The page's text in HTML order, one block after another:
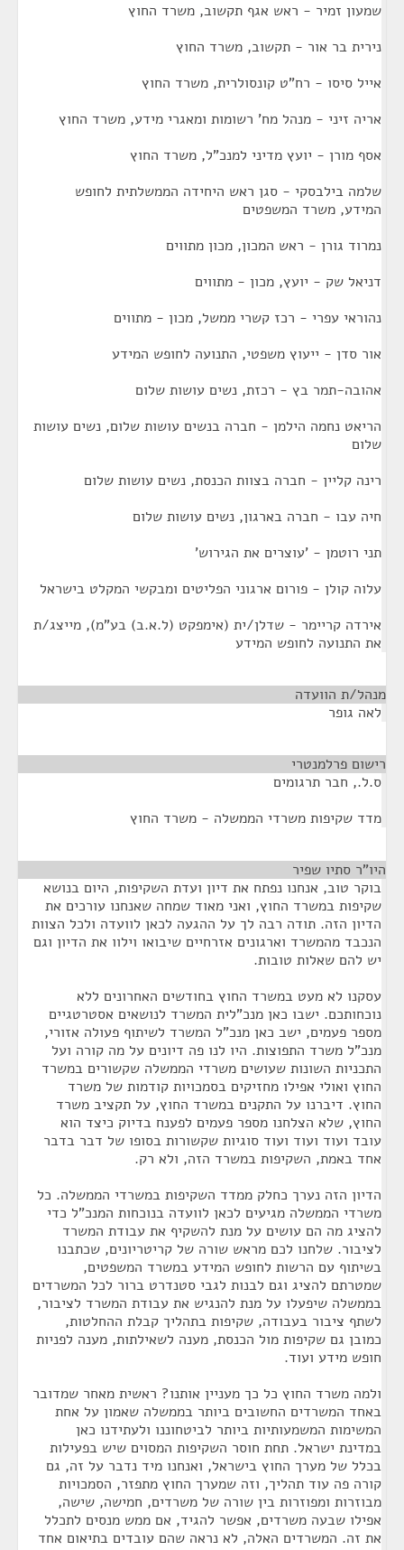
שמעון זמיר - ראש אגף תקשוב, משרד החוץ
נירית בר אור - תקשוב, משרד החוץ
אייל סיסו - רח"ט קונסולרית, משרד החוץ
אריה זיני - מנהל מח' רשומות ומאגרי מידע, משרד החוץ
אסף מורן - יועץ מדיני למנכ"ל, משרד החוץ
שלמה בילבסקי - סגן ראש היחידה הממשלתית לחופש
המידע, משרד המשפטים
נמרוד גורן - ראש המכון, מכון מתווים
דניאל שק - יועץ, מכון - מתווים
נהוראי עפרי - רכז קשרי ממשל, מכון - מתווים
אור סדן - ייעוץ משפטי, התנועה לחופש המידע
אהובה-תמר בץ - רכזת, נשים עושות שלום
הריאט נחמה הילמן - חברה בנשים עושות שלום, נשים עושות
שלום
רינה קליין - חברה בצוות הכנסת, נשים עושות שלום
חיה עבו - חברה בארגון, נשים עושות שלום
תני רוטמן - 'עוצרים את הגירוש'
עלוה קולן - פורום ארגוני הפליטים ומבקשי המקלט בישראל
אירדה קריימר - שדלן/ית (אימפקט (ל.א.ב) בע"מ), מייצג/ת
את התנועה לחופש המידע
מנהל/ת הוועדה
לאה גופר
רישום פרלמנטרי
ס.ל., חבר תרגומים
מדד שקיפות משרדי הממשלה - משרד החוץ
היו"ר סתיו שפיר
בוקר טוב, אנחנו נפתח את דיון ועדת השקיפות, היום בנושא
שקיפות במשרד החוץ, ואני מאוד שמחה שאנחנו עורכים את
הדיון הזה. תודה רבה לך על ההגעה לכאן לוועדה ולכל הצוות
הנכבד מהמשרד וארגונים אזרחיים שיבואו וילוו את הדיון וגם
יש להם שאלות טובות.
עסקנו לא מעט במשרד החוץ בחודשים האחרונים ללא
נוכחותכם. ישבו כאן מנכ"לית המשרד לנושאים אסטרטגיים
מספר פעמים, ישב כאן מנכ"ל המשרד לשיתוף פעולה אזורי,
מנכ"ל משרד התפוצות. היו לנו פה דיונים על מה קורה ועל
התכניות השונות שעושים משרדי הממשלה שקשורים במשרד
החוץ ואולי אפילו מחזיקים בסמכויות קודמות של משרד
החוץ. דיברנו על התקנים במשרד החוץ, על תקציב משרד
החוץ, שלא הצלחנו מספר פעמים לפענח בדיוק כיצד הוא
עובד ועוד ועוד ועוד סוגיות שקשורות בסופו של דבר בדבר
אחד באמת, השקיפות במשרד הזה, ולא רק.
הדיון הזה נערך כחלק ממדד השקיפות במשרדי הממשלה. כל
משרדי הממשלה מגיעים לכאן לוועדה בנוכחות המנכ"ל כדי
להציג מה הם עושים על מנת להשקיף את עבודת המשרד
לציבור. שלחנו לכם מראש שורה של קריטריונים, שכתבנו
בשיתוף עם הרשות לחופש המידע במשרד המשפטים,
שמטרתם להציג וגם לבנות לגבי סטנדרט ברור לכל המשרדים
בממשלה שיפעלו על מנת להנגיש את עבודת המשרד לציבור,
לשתף ציבור בעבודה, שקיפות בתהליך קבלת ההחלטות,
כמובן גם שקיפות מול הכנסת, מענה לשאילתות, מענה לפניות
חופש מידע ועוד.
ולמה משרד החוץ כל כך מעניין אותנו? ראשית מאחר שמדובר
באחד המשרדים החשובים ביותר בממשלה שאמון על אחת
המשימות המשמעותיות ביותר לביטחוננו ולעתידנו כאן
במדינת ישראל. תחת חוסר השקיפות המסוים שיש בפעילות
בכלל של מערך החוץ בישראל, ואנחנו מיד נדבר על זה, גם
קורה פה עוד תהליך, וזה שמערך החוץ מתפזר, הסמכויות
מבוזרות ומפוזרות בין שורה של משרדים, חמישה, שישה,
אפילו שבעה משרדים, אפשר להגיד, אם ממש מנסים לתכלל
את זה. המשרדים האלה, לא נראה שהם עובדים בתיאום אחד